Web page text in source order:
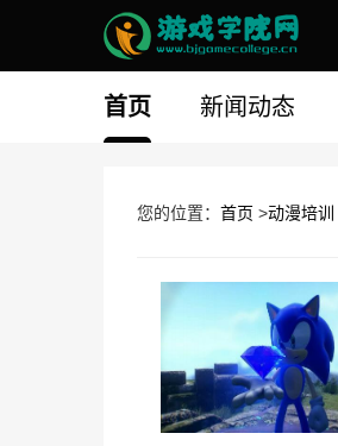
首页 新闻动态
您的位置： 首页 >动漫培训